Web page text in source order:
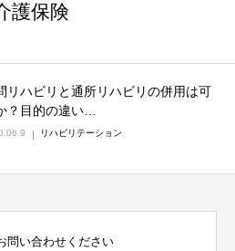
護保険
リハビリと通所リハビリの併用は可
？目的の違い…
リハビリテーション
問い合わせください